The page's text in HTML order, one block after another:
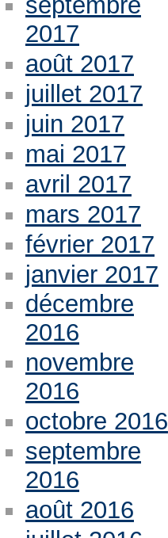
2017
août 2017
juillet 2017
juin 2017
mai 2017
avril 2017
mars 2017
février 2017
janvier 2017
décembre
2016
novembre
2016
octobre 2016
septembre
2016
août 2016